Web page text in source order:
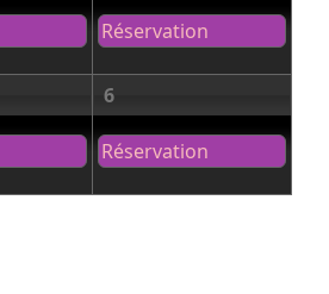
Réservation
6
Réservation